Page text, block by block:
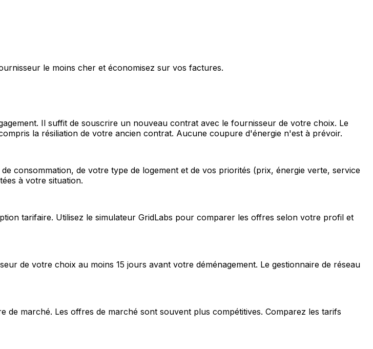
le moins cher et économisez sur vos factures.
Il suffit de souscrire un nouveau contrat avec le fournisseur de votre choix. Le
la résiliation de votre ancien contrat. Aucune coupure d'énergie n'est à prévoir.
consommation, de votre type de logement et de vos priorités (prix, énergie verte, service
à votre situation.
tarifaire. Utilisez le simulateur GridLabs pour comparer les offres selon votre profil et
de votre choix au moins 15 jours avant votre déménagement. Le gestionnaire de réseau
marché. Les offres de marché sont souvent plus compétitives. Comparez les tarifs